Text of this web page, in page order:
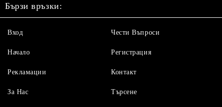
Бързи връзки:
Вход
Начало
Рекламации
За Нас
Чести Въпроси
Регистрация
Контакт
Търсене